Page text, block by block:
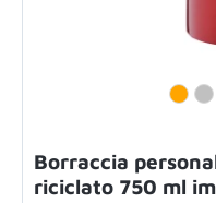
Borraccia
riciclato 750 ml